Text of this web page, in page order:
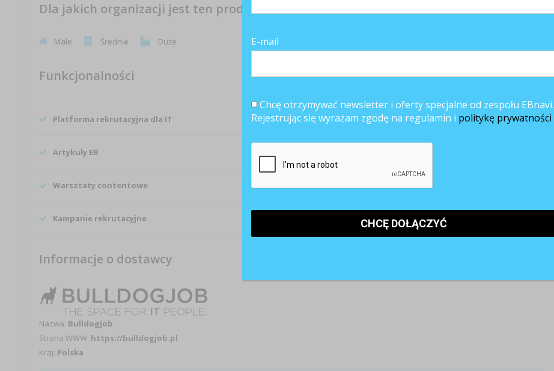
Dla jakich organizacji jest ten produkt
Małe Średnie Duże
Funkcjonalności
Platforma rekrutacyjna dla IT Rekrutacja online
Artykuły EB
Warsztaty contentowe Kampanie wizerunkowe
Kampanie rekrutacyjne
Informacje o dostawcy
Nazwa: Bulldogjob
Strona WWW: https://bulldogjob.pl
Kraj: Polska
E-mail
Chcę otrzymywać newsletter i oferty specjalne od zespołu EBnavi.
Rejestrując się wyrażam zgodę na regulamin i politykę prywatności